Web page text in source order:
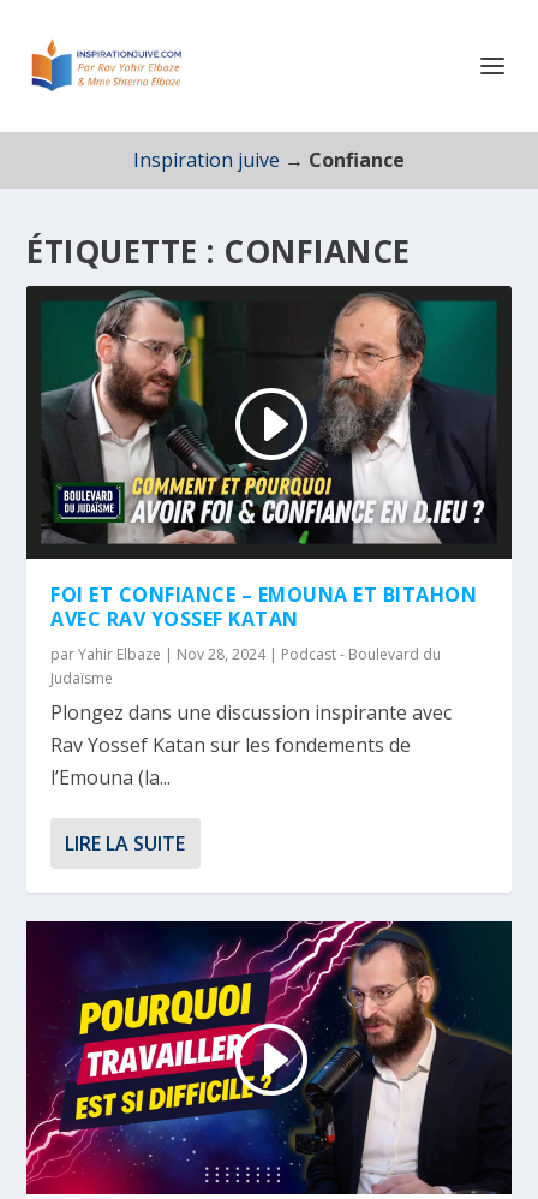
Inspiration juive → Confiance
ÉTIQUETTE : CONFIANCE
FOI ET CONFIANCE – EMOUNA ET BITAHON
AVEC RAV YOSSEF KATAN
parYahir Elbaze | Nov 28, 2024| Podcast - Boulevard du
Judaïsme
Plongez dans une discussion inspirante avec
Rav Yossef Katan sur les fondements de
l’Emouna (la...
LIRE LA SUITE